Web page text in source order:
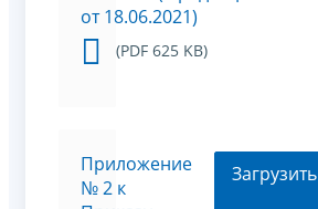
от 18.06.2021)
(PDF 625 KB)
Приложение
№ 2 к
Загрузить